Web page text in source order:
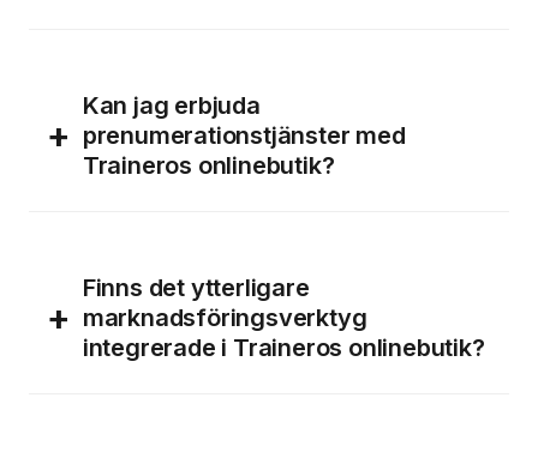
+
Kan jag erbjuda
prenumerationstjänster med
Traineros onlinebutik?
+
Finns det ytterligare
marknadsföringsverktyg
integrerade i Traineros onlinebutik?